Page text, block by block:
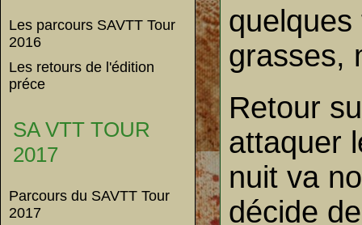
Les parcours SAVTT Tour
2016
Les retours de l'édition
préce
SA VTT TOUR
2017
Parcours du SAVTT Tour
2017
grasses,
Retour
attaquer
nuit va
décide